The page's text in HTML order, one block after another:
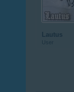
Lautus
User